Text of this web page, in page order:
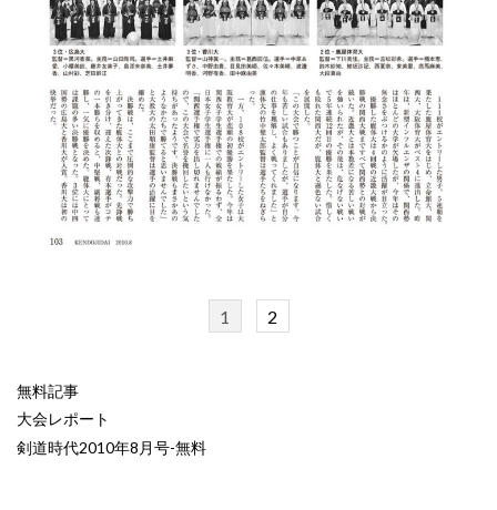
1 2
無料記事
大会レポート
剣道時代2010年8月号-無料